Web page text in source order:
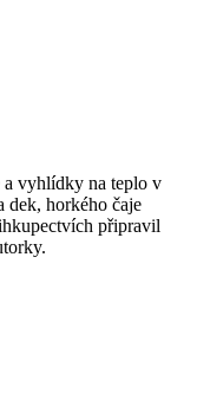
a vyhlídky na teplo v
dek, horkého čaje
připravil